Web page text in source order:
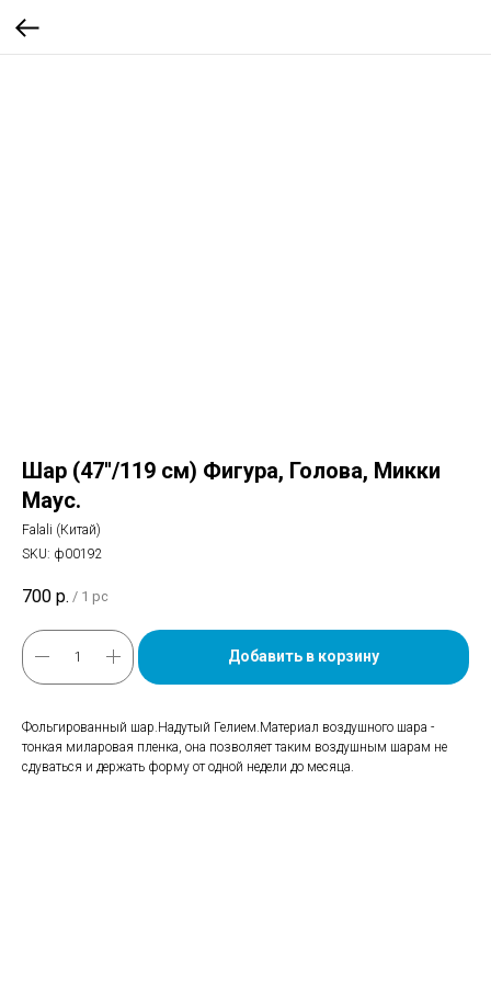
Шар (47''/119 см) Фигура, Голова, Микки
Маус.
Falali (Китай)
SKU: ф00192
700 р. / 1 pc
Добавить в корзину
Фольгированный шар.Надутый Гелием.Материал воздушного шара -
тонкая миларовая пленка, она позволяет таким воздушным шарам не
сдуваться и держать форму от одной недели до месяца.